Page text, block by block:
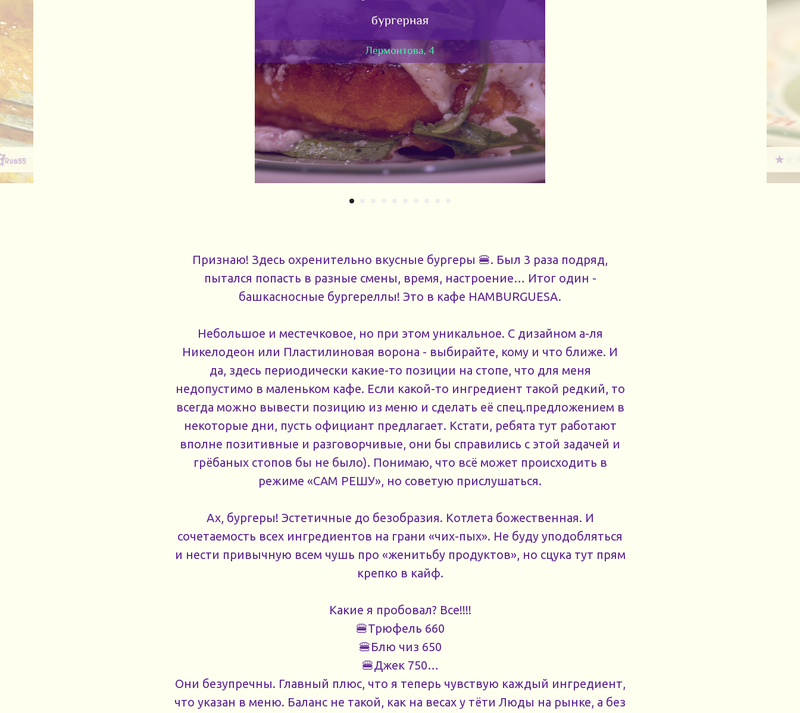
Признаю! Здесь охренительно вкусные бургеры 🍔. Был 3 раза подряд,
пытался попасть в разные смены, время, настроение… Итог один -
башкасносные бургереллы! Это в кафе HAMBURGUESA.
Небольшое и местечковое, но при этом уникальное. С дизайном а-ля
Никелодеон или Пластилиновая ворона - выбирайте, кому и что ближе. И
да, здесь периодически какие-то позиции на стопе, что для меня
недопустимо в маленьком кафе. Если какой-то ингредиент такой редкий, то
всегда можно вывести позицию из меню и сделать её спец.предложением в
некоторые дни, пусть официант предлагает. Кстати, ребята тут работают
вполне позитивные и разговорчивые, они бы справились с этой задачей и
грёбаных стопов бы не было). Понимаю, что всё может происходить в
режиме «САМ РЕШУ», но советую прислушаться.
Ах, бургеры! Эстетичные до безобразия. Котлета божественная. И
сочетаемость всех ингредиентов на грани «чих-пых». Не буду уподобляться
и нести привычную всем чушь про «женитьбу продуктов», но сцука тут прям
крепко в кайф.
Какие я пробовал? Все!!!!
🍔Трюфель 660
🍔Блю чиз 650
🍔Джек 750…
Они безупречны. Главный плюс, что я теперь чувствую каждый ингредиент,
что указан в меню. Баланс не такой, как на весах у тёти Люды на рынке, а без